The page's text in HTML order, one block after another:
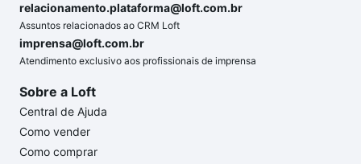
relacionamento.plataforma@loft.com.br
Assuntos relacionados ao CRM Loft
imprensa@loft.com.br
Atendimento exclusivo aos profissionais de imprensa
Sobre a Loft
Central de Ajuda
Como vender
Como comprar